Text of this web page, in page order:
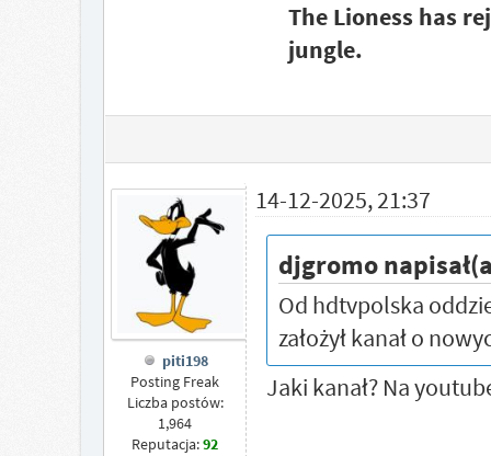
The Lioness has
jungle.
piti198
Posting Freak
Liczba postów:
1,964
Reputacja:92
14-12-2025, 21:37
djgromo
Od hdtvpolska
założył kanał o
Jaki kanał? Na